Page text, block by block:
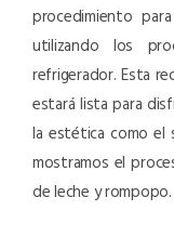
procedimiento
utilizando los
refrigerador. Esta
estará lista para
la estética como el
mostramos el
de leche y rompopo.